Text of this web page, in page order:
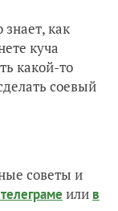
как
куча
какой-то
соевый
советы и
или в